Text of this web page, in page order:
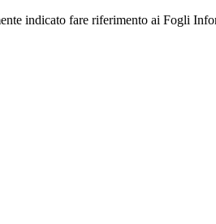
indicato fare riferimento ai Fogli